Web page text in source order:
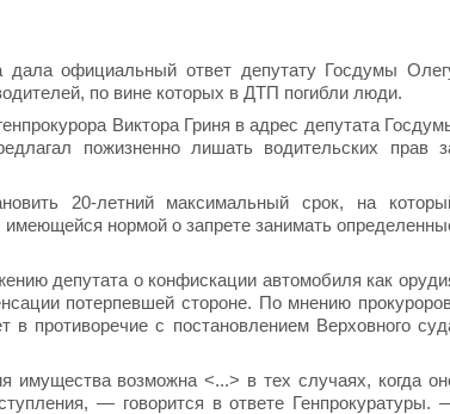
дала официальный ответ депутату Госдумы
по вине которых в ДТП погибли люди.
Виктора Гриня в адрес депутата
пожизненно лишать водительских прав
20-летний максимальный срок, на
имеющейся нормой о запрете занимать
депутата о конфискации автомобиля как
потерпевшей стороне. По мнению
в противоречие с постановлением Верховного
имущества возможна <...> в тех случаях, когда
— говорится в ответе Генпрокуратуры.